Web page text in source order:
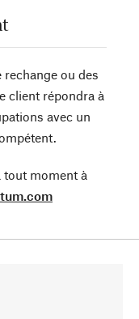
rechange ou des
client répondra à
avec un
tout moment à